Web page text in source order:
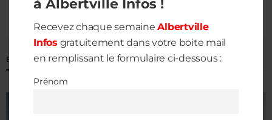
ECOUTER M2S RADIO
à Albertville Infos !
Recevez chaque semaineAlbertville
Infos gratuitement dans votre boite mail
en remplissant le formulaire ci-dessous :
Prénom